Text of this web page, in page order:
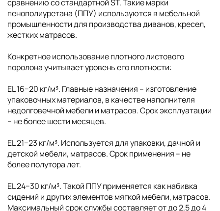
сравнению со стандартной ST. Такие марки
пенополиуретана (ППУ) используются в мебельной
промышленности для производства диванов, кресел,
жестких матрасов.
Конкретное использование плотного листового
поролона учитывает уровень его плотности:
EL 16−20 кг/м³. Главные назначения – изготовление
упаковочных материалов, в качестве наполнителя
недолговечной мебели и матрасов. Срок эксплуатации
– не более шести месяцев.
EL 21−23 кг/м³. Используется для упаковки, дачной и
детской мебели, матрасов. Срок применения – не
более полутора лет.
EL 24−30 кг/м³. Такой ППУ применяется как набивка
сидений и других элементов мягкой мебели, матрасов.
Максимальный срок службы составляет от до 2,5 до 4